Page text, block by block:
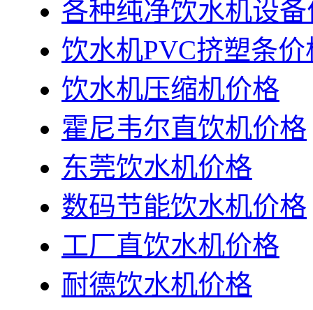
各种纯净饮水机设
饮水机PVC挤塑条价
饮水机压缩机价格
霍尼韦尔直饮机价格
东莞饮水机价格
数码节能饮水机价格
工厂直饮水机价格
耐德饮水机价格